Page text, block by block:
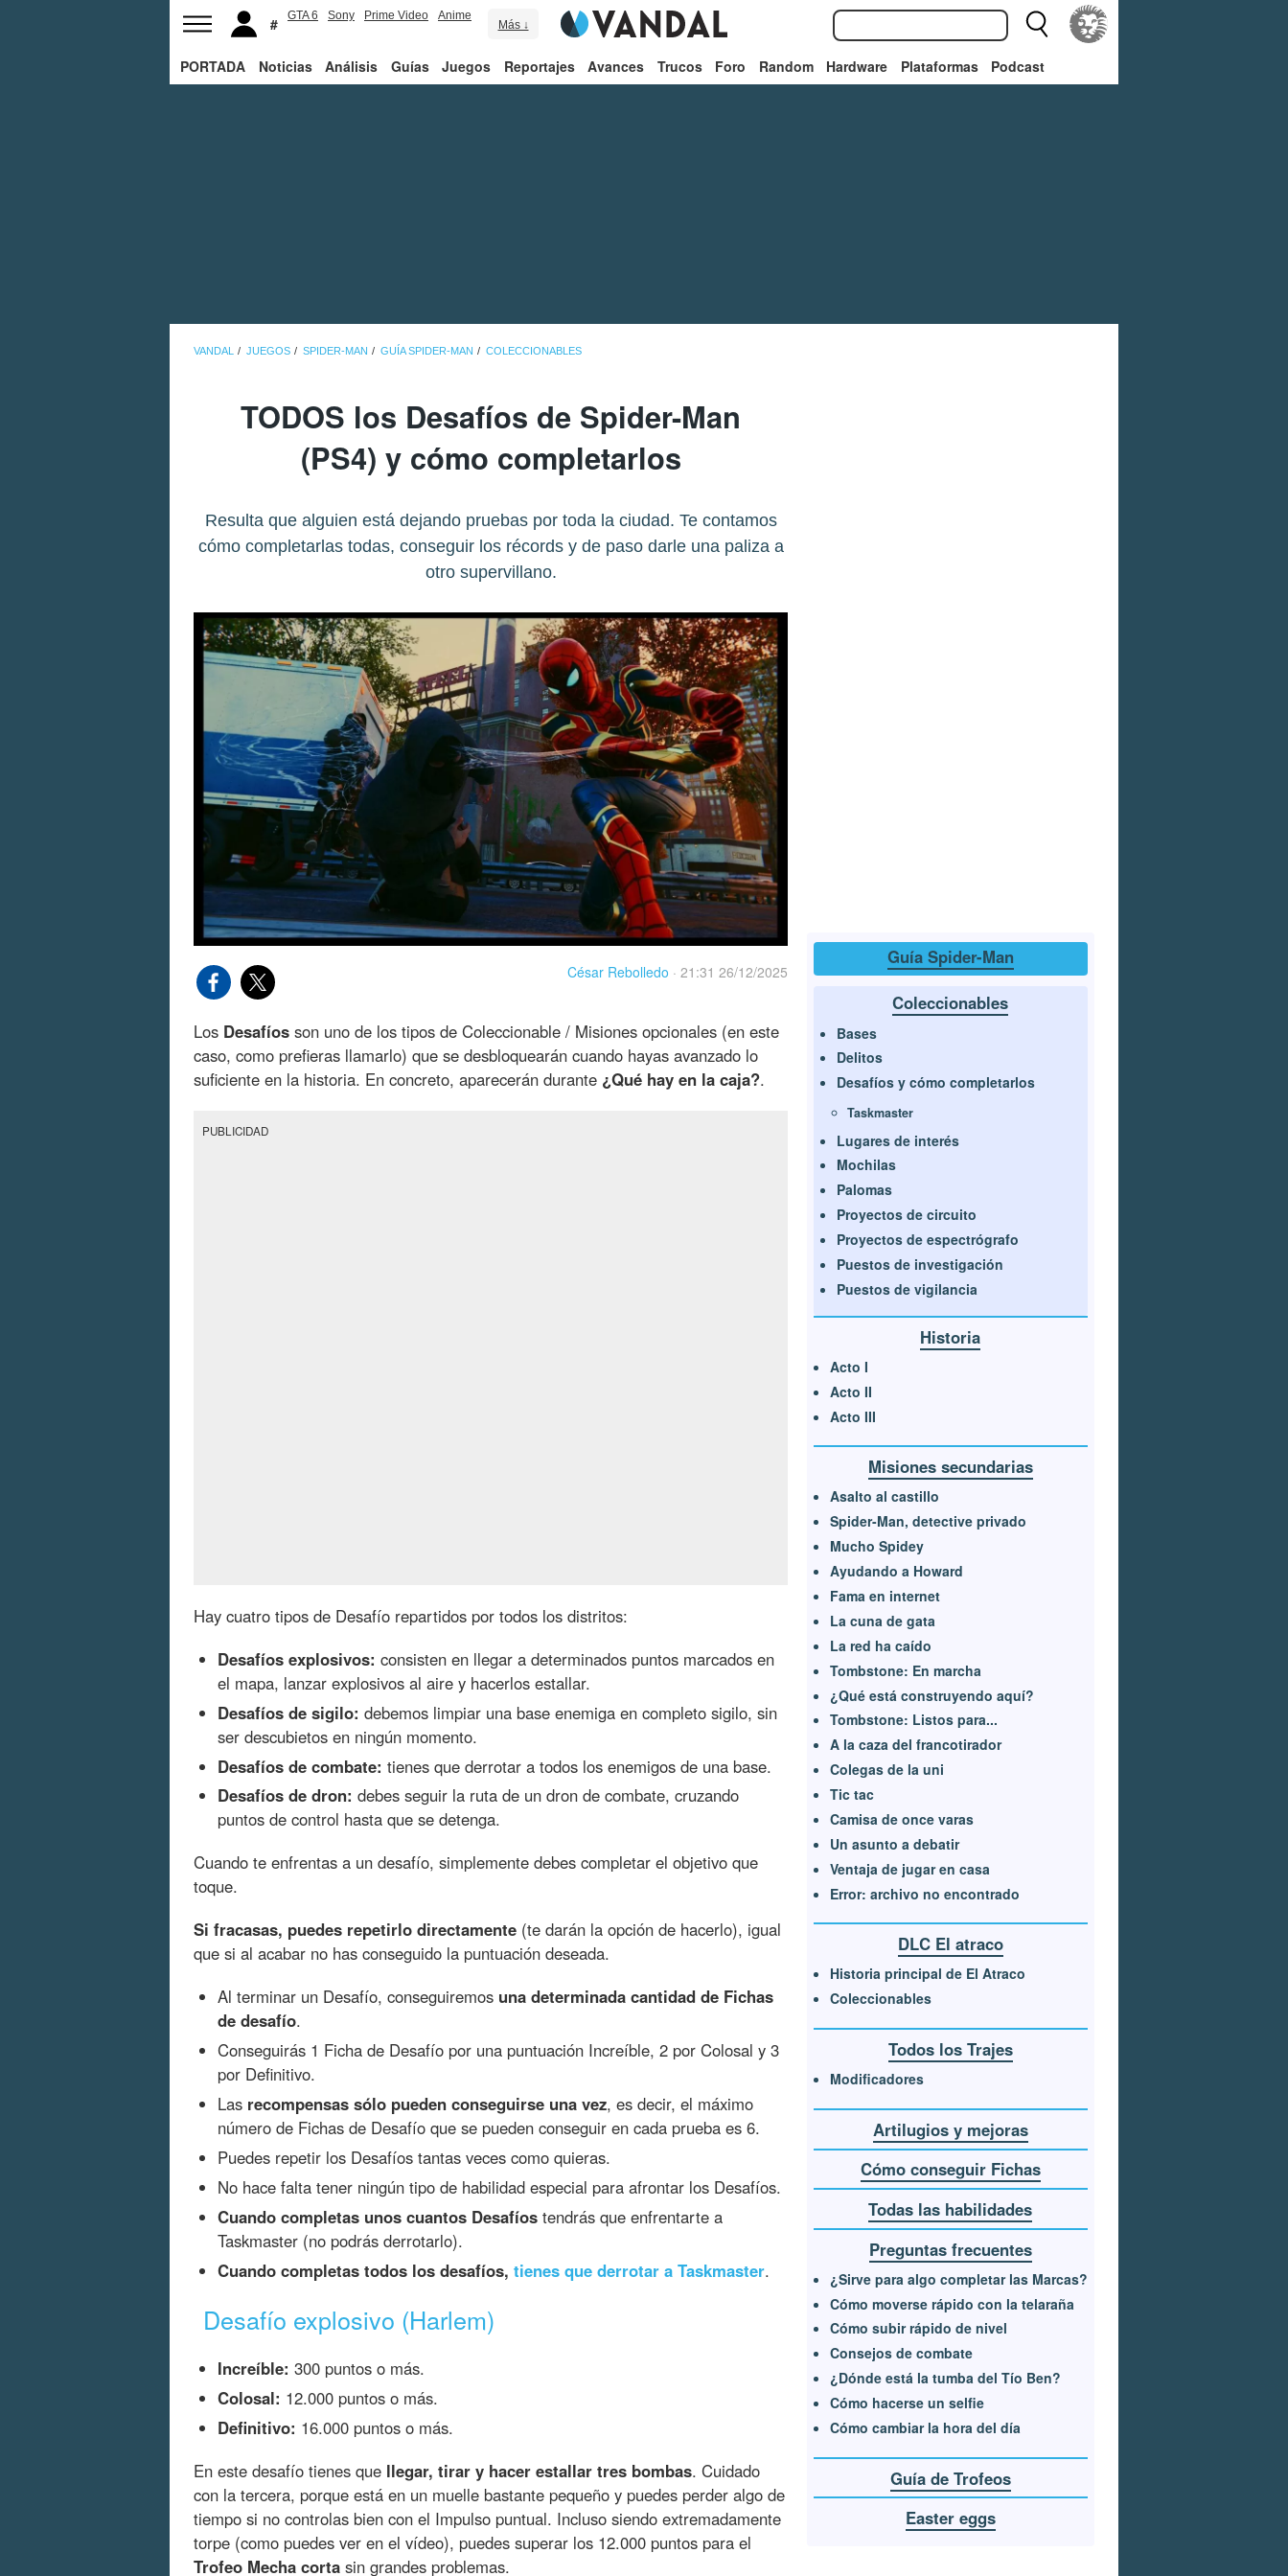
GTA 6 Sony Prime Video Anime
Más ↓
PORTADA Noticias Análisis Guías Juegos Reportajes Avances Trucos Foro Random Hardware Plataformas Podcast
VANDAL JUEGOS SPIDER-MAN GUÍA SPIDER-MAN COLECCIONABLES
TODOS los Desafíos de Spider-Man
(PS4) y cómo completarlos
Resulta que alguien está dejando pruebas por toda la ciudad. Te contamos
cómo completarlas todas, conseguir los récords y de paso darle una paliza a
otro supervillano.
César Rebolledo · 21:31 26/12/2025
Los Desafíos son uno de los tipos de Coleccionable / Misiones opcionales (en este
caso, como prefieras llamarlo) que se desbloquearán cuando hayas avanzado lo
suficiente en la historia. En concreto, aparecerán durante ¿Qué hay en la caja?.
PUBLICIDAD
Hay cuatro tipos de Desafío repartidos por todos los distritos:
Desafíos explosivos: consisten en llegar a determinados puntos marcados en
el mapa, lanzar explosivos al aire y hacerlos estallar.
Desafíos de sigilo: debemos limpiar una base enemiga en completo sigilo, sin
ser descubietos en ningún momento.
Desafíos de combate: tienes que derrotar a todos los enemigos de una base.
Desafíos de dron: debes seguir la ruta de un dron de combate, cruzando
puntos de control hasta que se detenga.
Cuando te enfrentas a un desafío, simplemente debes completar el objetivo que
toque.
Si fracasas, puedes repetirlo directamente (te darán la opción de hacerlo), igual
que si al acabar no has conseguido la puntuación deseada.
Al terminar un Desafío, conseguiremos una determinada cantidad de Fichas
de desafío.
Conseguirás 1 Ficha de Desafío por una puntuación Increíble, 2 por Colosal y 3
por Definitivo.
Las recompensas sólo pueden conseguirse una vez, es decir, el máximo
número de Fichas de Desafío que se pueden conseguir en cada prueba es 6.
Puedes repetir los Desafíos tantas veces como quieras.
No hace falta tener ningún tipo de habilidad especial para afrontar los Desafíos.
Cuando completas unos cuantos Desafíos tendrás que enfrentarte a
Taskmaster (no podrás derrotarlo).
Cuando completas todos los desafíos, tienes que derrotar a Taskmaster.
Desafío explosivo (Harlem)
Increíble: 300 puntos o más.
Colosal: 12.000 puntos o más.
Definitivo: 16.000 puntos o más.
En este desafío tienes que llegar, tirar y hacer estallar tres bombas. Cuidado
con la tercera, porque está en un muelle bastante pequeño y puedes perder algo de
tiempo si no controlas bien con el Impulso puntual. Incluso siendo extremadamente
torpe (como puedes ver en el vídeo), puedes superar los 12.000 puntos para el
Trofeo Mecha corta sin grandes problemas.
Guía Spider-Man
Coleccionables
Bases
Delitos
Desafíos y cómo completarlos
Taskmaster
Lugares de interés
Mochilas
Palomas
Proyectos de circuito
Proyectos de espectrógrafo
Puestos de investigación
Puestos de vigilancia
Historia
Acto I
Acto II
Acto III
Misiones secundarias
Asalto al castillo
Spider-Man, detective privado
Mucho Spidey
Ayudando a Howard
Fama en internet
La cuna de gata
La red ha caído
Tombstone: En marcha
¿Qué está construyendo aquí?
Tombstone: Listos para...
A la caza del francotirador
Colegas de la uni
Tic tac
Camisa de once varas
Un asunto a debatir
Ventaja de jugar en casa
Error: archivo no encontrado
DLC El atraco
Historia principal de El Atraco
Coleccionables
Todos los Trajes
Modificadores
Artilugios y mejoras
Cómo conseguir Fichas
Todas las habilidades
Preguntas frecuentes
¿Sirve para algo completar las Marcas?
Cómo moverse rápido con la telaraña
Cómo subir rápido de nivel
Consejos de combate
¿Dónde está la tumba del Tío Ben?
Cómo hacerse un selfie
Cómo cambiar la hora del día
Guía de Trofeos
Easter eggs